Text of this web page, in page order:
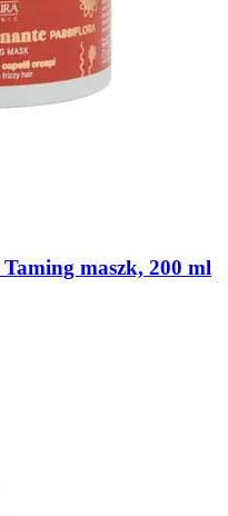
maszk, 200 ml